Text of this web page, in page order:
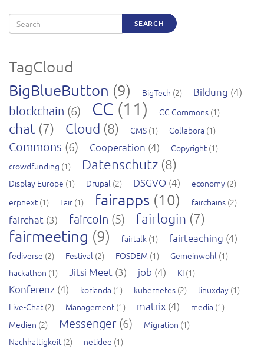
Search SEARCH
TagCloud
BigBlueButton (9) BigTech (2) Bildung (4)
blockchain (6) CC (11) CC Commons (1)
chat (7) Cloud (8) CMS (1) Collabora (1)
Commons (6) Cooperation (4) Copyright (1)
crowdfunding (1) Datenschutz (8)
Display Europe (1) Drupal (2) DSGVO (4) economy (2)
erpnext (1) Fair (1) fairapps (10) fairchains (2)
fairchat (3) faircoin (5) fairlogin (7)
fairmeeting (9) fairtalk (1) fairteaching (4)
fediverse (2) Festival (2) FOSDEM (1) Gemeinwohl (1)
hackathon (1) Jitsi Meet (3) job (4) KI (1)
Konferenz (4) korianda (1) kubernetes (2) linuxday (1)
Live-Chat (2) Management (1) matrix (4) media (1)
Medien (2) Messenger (6) Migration (1)
Nachhaltigkeit (2) netidee (1)